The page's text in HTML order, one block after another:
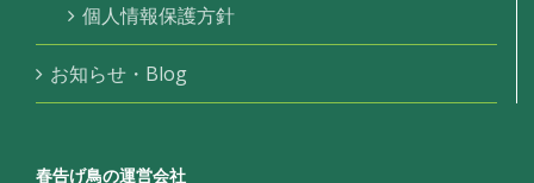
個人情報保護方針
お知らせ・Blog
春告げ鳥の運営会社